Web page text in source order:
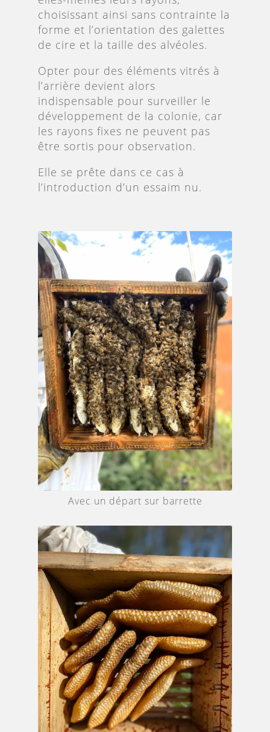
choisissant ainsi sans contrainte la
forme et l’orientation des galettes
de cire et la taille des alvéoles.
Opter pour des éléments vitrés à
l’arrière devient alors
indispensable pour surveiller le
développement de la colonie, car
les rayons fixes ne peuvent pas
être sortis pour observation.
Elle se prête dans ce cas à
l’introduction d’un essaim nu.
Avec un départ sur barrette